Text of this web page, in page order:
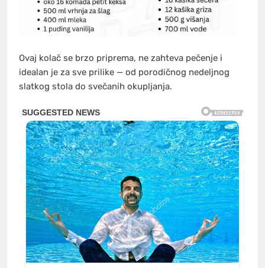
Ovaj kolač se brzo priprema, ne zahteva pečenje i
idealan je za sve prilike — od porodičnog nedeljnog
slatkog stola do svečanih okupljanja.